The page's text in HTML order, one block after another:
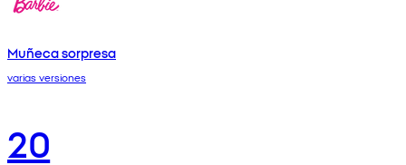
Muñeca sorpresa
varias versiones
20